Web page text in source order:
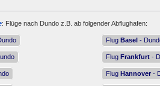
: Flüge nach Dundo z.B. ab folgender Abflughafen:
Flug Basel -
Flug Frankfurt -
Flug Hannover -